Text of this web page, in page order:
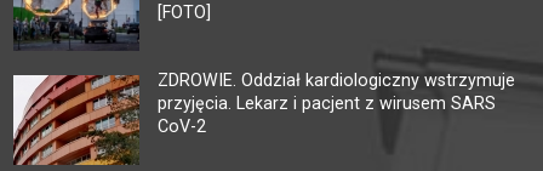
[FOTO]
ZDROWIE. Oddział kardiologiczny wstrzymuje
przyjęcia. Lekarz i pacjent z wirusem SARS
CoV-2